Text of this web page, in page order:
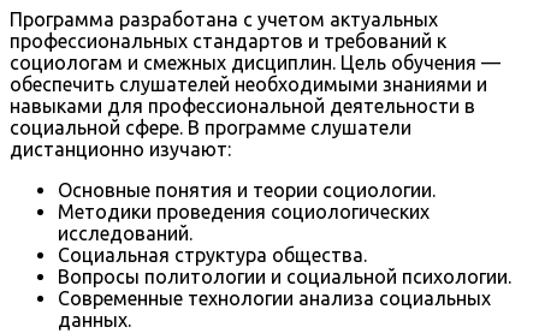
Программа разработана с учетом актуальных
профессиональных стандартов и требований к
социологам и смежных дисциплин. Цель обучения —
обеспечить слушателей необходимыми знаниями и
навыками для профессиональной деятельности в
социальной сфере. В программе слушатели
дистанционно изучают:
Основные понятия и теории социологии.
Методики проведения социологических
исследований.
Социальная структура общества.
Вопросы политологии и социальной психологии.
Современные технологии анализа социальных
данных.